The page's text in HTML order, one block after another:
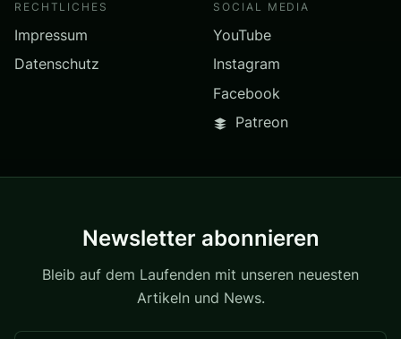
RECHTLICHES
Impressum
Datenschutz
SOCIAL MEDIA
YouTube
Instagram
Facebook
Patreon
Newsletter abonnieren
Bleib auf dem Laufenden mit unseren neuesten
Artikeln und News.